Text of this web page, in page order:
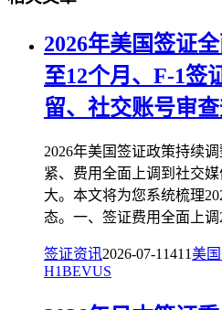
2026年美国签证
至12个月、F-1签
留、社交账号审
2026年美国签证政策持续
紧、费用全面上调到社交
大。本文将为您系统梳理
态。一、签证费用全面上调
签证资讯2026-07-11411美
H1BEVUS